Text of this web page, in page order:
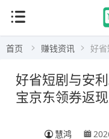
首页 赚钱资讯 好省短
好省短剧与安
宝京东领券返
慧鸿